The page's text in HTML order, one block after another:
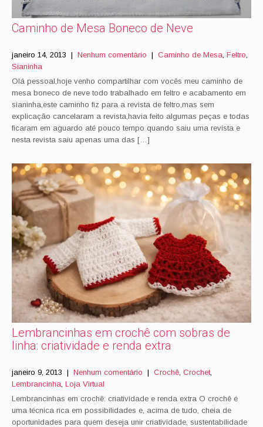
Caminho de Mesa Boneco de Neve
janeiro 14, 2013 | Nenhum comentário | Caminho de Mesa Feltro
Sianinha
Olá pessoal,hoje venho compartilhar com vocês meu caminho de
mesa boneco de neve todo trabalhado em feltro e acabamento em
sianinha,este caminho fiz para a revista de feltro,mas sem
explicação cancelaram a revista,havia feito algumas peças e todas
ficaram em aguardo até pouco tempo quando saiu uma revista e
nesta revista saiu apenas uma das […]
Lembrancinhas em crochê com sobras de
linha: criatividade e renda extra
janeiro 9, 2013 | Nenhum comentário | Crochê Crochet,
Lembrancinha Loja Virtual
Lembrancinhas em crochê: criatividade e renda extra O crochê é
uma técnica rica em possibilidades e, acima de tudo, cheia de
oportunidades para quem deseja unir criatividade, sustentabilidade